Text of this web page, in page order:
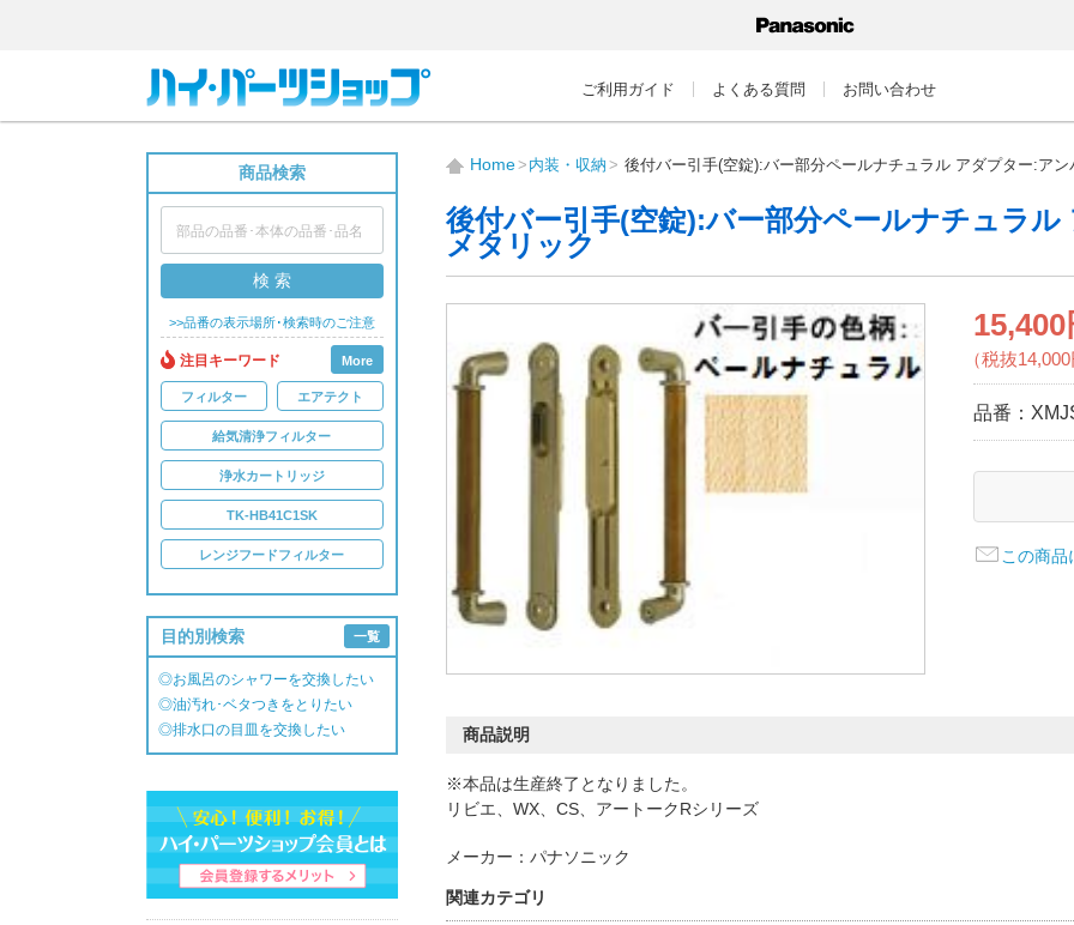
ご利用ガイド よくある質問 お問い合わせ
商品検索
検 索
>>品番の表示場所･検索時のご注意
注目キーワード More
フィルター エアテクト
給気清浄フィルター
浄水カートリッジ
TK-HB41C1SK
レンジフードフィルター
目的別検索 一覧
◎お風呂のシャワーを交換したい
◎油汚れ･ベタつきをとりたい
◎排水口の目皿を交換したい
Home 内装・収納 後付バー引手(空錠):バー部分ペールナチュラル アダプター:アン
後付バー引手(空錠):バー部分ペールナチュラ
メタリック
15,400
（税抜14,000
品番：
この商
商品説明
※本品は生産終了となりました。
リビエ、WX、CS、アートークRシリーズ
メーカー：パナソニック
関連カテゴリ